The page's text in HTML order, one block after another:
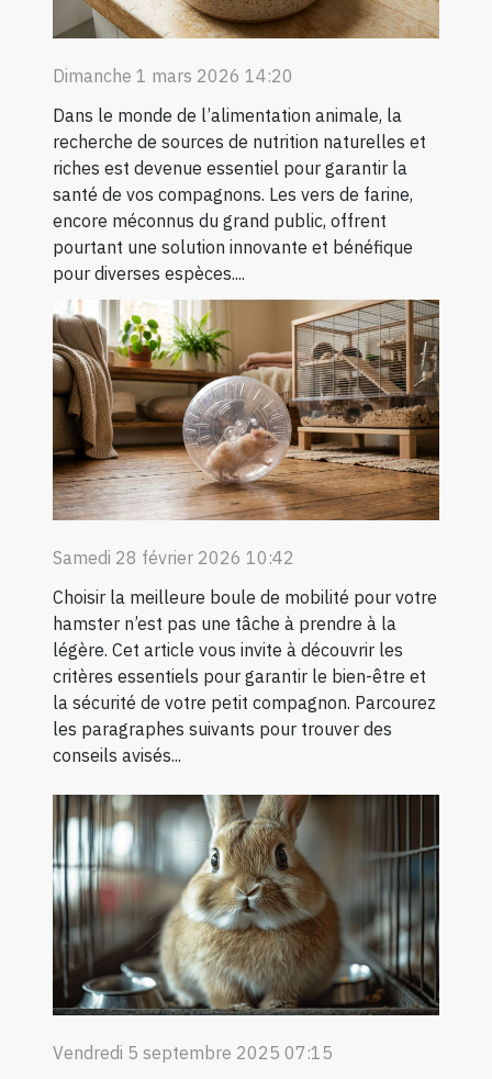
Dimanche 1 mars 2026 14:20
Dans le monde de l’alimentation animale, la
recherche de sources de nutrition naturelles et
riches est devenue essentiel pour garantir la
santé de vos compagnons. Les vers de farine,
encore méconnus du grand public, offrent
pourtant une solution innovante et bénéfique
pour diverses espèces....
Samedi 28 février 2026 10:42
Choisir la meilleure boule de mobilité pour votre
hamster n’est pas une tâche à prendre à la
légère. Cet article vous invite à découvrir les
critères essentiels pour garantir le bien-être et
la sécurité de votre petit compagnon. Parcourez
les paragraphes suivants pour trouver des
conseils avisés...
Vendredi 5 septembre 2025 07:15